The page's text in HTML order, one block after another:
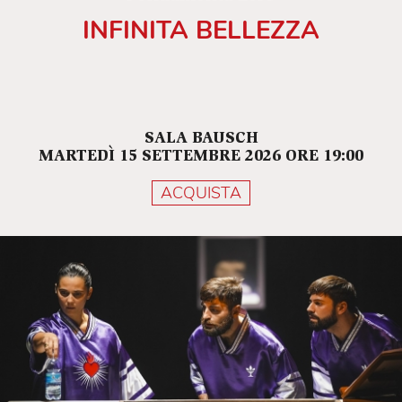
effettuare aggiunte a pagamento.
INFINITA BELLEZZA
SALA BAUSCH
MARTEDÌ 15 SETTEMBRE 2026 ORE 19:00
ACQUISTA